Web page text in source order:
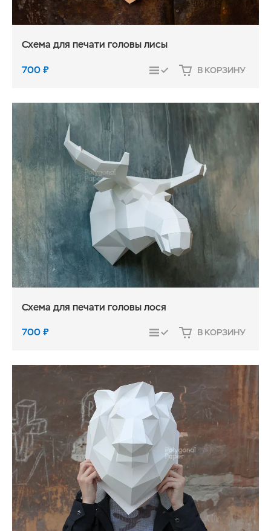
Схема для печати головы лисы
700₽ СРАВНИТЬ В КОРЗИНУ
Схема для печати головы лося
700₽ СРАВНИТЬ В КОРЗИНУ